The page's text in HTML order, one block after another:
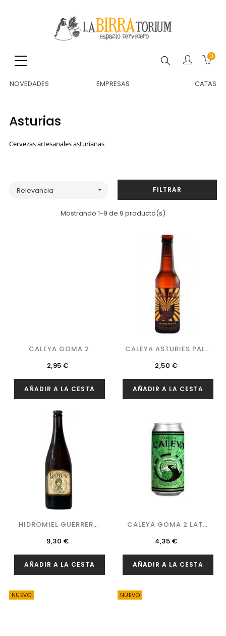
Buscar 0
NOVEDADES EMPRESAS CATAS
Asturias
Cervezas artesanales asturianas
Relevancia  FILTRAR
Mostrando 1-9 de 9 producto(s)
CALEYA GOMA 2
Precio
2,95 €
AÑADIR A LA CESTA
CALEYA ASTURIES PALE
ALE
Precio
2,50 €
AÑADIR A LA CESTA
HIDROMIEL GUERRERO
IDÚN 75 CL.
Precio
9,30 €
AÑADIR A LA CESTA
CALEYA GOMA 2 LATA
44 CL.
Precio
4,35 €
AÑADIR A LA CESTA
NUEVO NUEVO